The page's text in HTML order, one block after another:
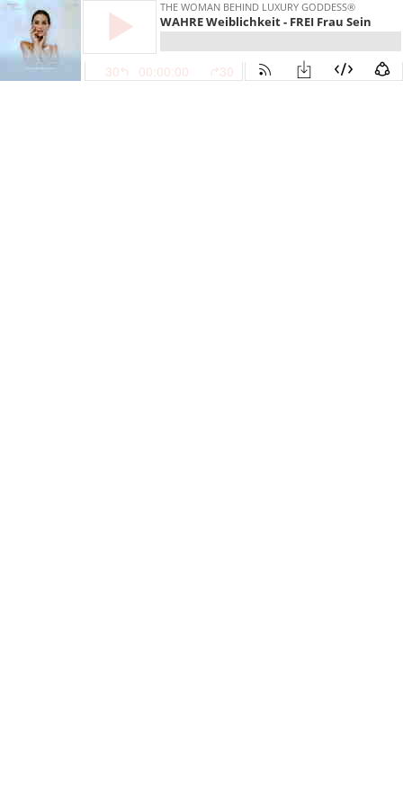
THE WOMAN BEHIND LUXURY GODDESS®
WAHRE Weiblichkeit - FREI Frau Sein
30 00:00:00 30